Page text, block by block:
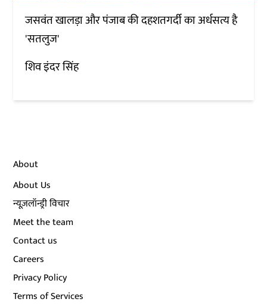
जसवंत खालड़ा और पंजाब की दहशतगर्दी का अर्धसत्य है
'सतलुज'
शिव इंदर सिंह
About
About Us
न्यूज़लॉन्ड्री विचार
Meet the team
Contact us
Careers
Privacy Policy
Terms of Services